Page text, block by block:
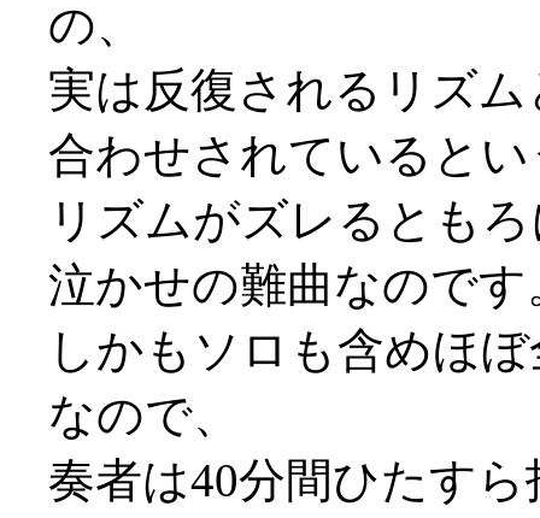
の、
実は反復されるリズ
合わせされていると
リズムがズレるとも
泣かせの難曲なのです
しかもソロも含めほ
なので、
奏者は40分間ひたす